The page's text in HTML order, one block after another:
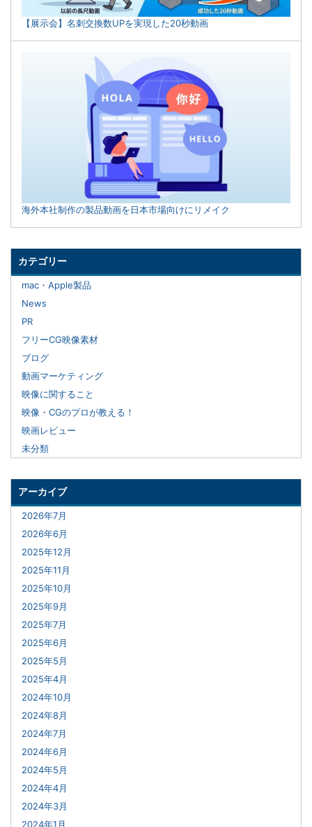
【展示会】名刺交換数UPを実現した20秒動画
海外本社制作の製品動画を日本市場向けにリメイク
カテゴリー
mac・Apple製品
News
PR
フリーCG映像素材
ブログ
動画マーケティング
映像に関すること
映像・CGのプロが教える！
映画レビュー
未分類
アーカイブ
2026年7月
2026年6月
2025年12月
2025年11月
2025年10月
2025年9月
2025年7月
2025年6月
2025年5月
2025年4月
2024年10月
2024年8月
2024年7月
2024年6月
2024年5月
2024年4月
2024年3月
2024年1月